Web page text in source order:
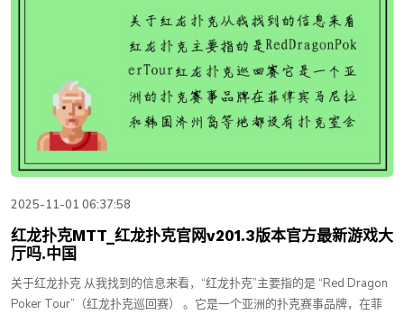
2025-11-01 06:37:58
红龙扑克MTT_红龙扑克官网v201.3版本官方最新游戏大
厅吗.中国
关于红龙扑克 从我找到的信息来看，“红龙扑克”主要指的是 “Red Dragon
Poker Tour”（红龙扑克巡回赛） 。它是一个亚洲的扑克赛事品牌，在菲